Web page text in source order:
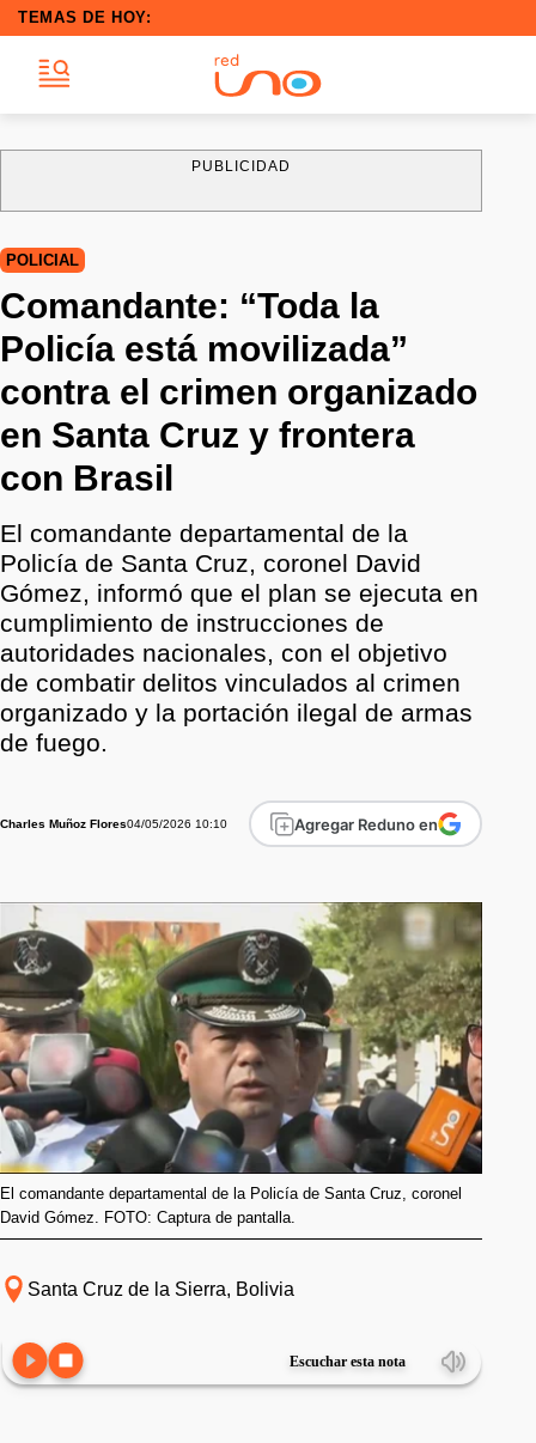
TEMAS DE HOY:
PUBLICIDAD
POLICIAL
Comandante: “Toda la
Policía está movilizada”
contra el crimen organizado
en Santa Cruz y frontera
con Brasil
El comandante departamental de la
Policía de Santa Cruz, coronel David
Gómez, informó que el plan se ejecuta en
cumplimiento de instrucciones de
autoridades nacionales, con el objetivo
de combatir delitos vinculados al crimen
organizado y la portación ilegal de armas
de fuego.
Charles Muñoz Flores04/05/2026 10:10 Agregar Reduno en
El comandante departamental de la Policía de Santa Cruz, coronel
David Gómez. FOTO: Captura de pantalla.
Santa Cruz de la Sierra, Bolivia
Escuchar esta nota